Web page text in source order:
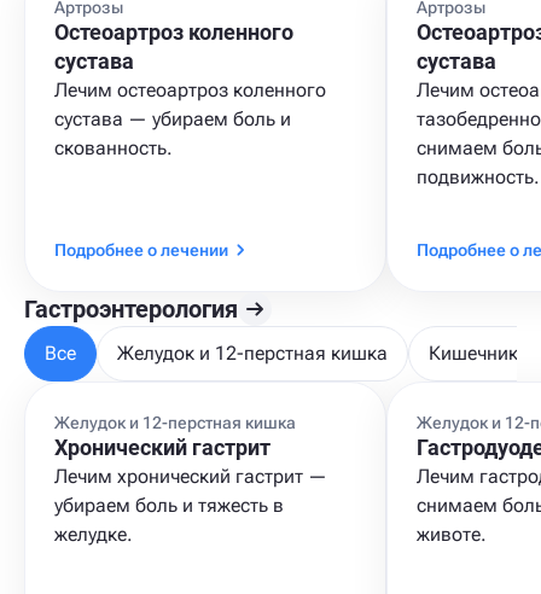
Артрозы
Остеоартроз коленного
сустава
Лечим остеоартроз коленного
сустава — убираем боль и
скованность.
Подробнее о лечении
Артрозы
сустава
Лечим
снимаем
подвижность.
Подробнее о
Гастроэнтерология
Все Желудок и 12-перстная кишка Кишечник
Желудок и 12-перстная кишка
Хронический гастрит
Лечим хронический гастрит —
убираем боль и тяжесть в
желудке.
Желудок и 12-
Лечим
снимаем
животе.